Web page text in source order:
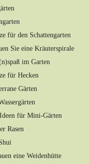
für den Schattengarten
Sie eine Kräuterspirale
im Garten
für Hecken
Gärten
für Mini-Gärten
Rasen
eine Weidenhütte